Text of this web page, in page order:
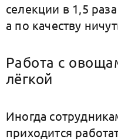
селекции в 1,5
а по качеству
Работа с
лёгкой
Иногда
приходится